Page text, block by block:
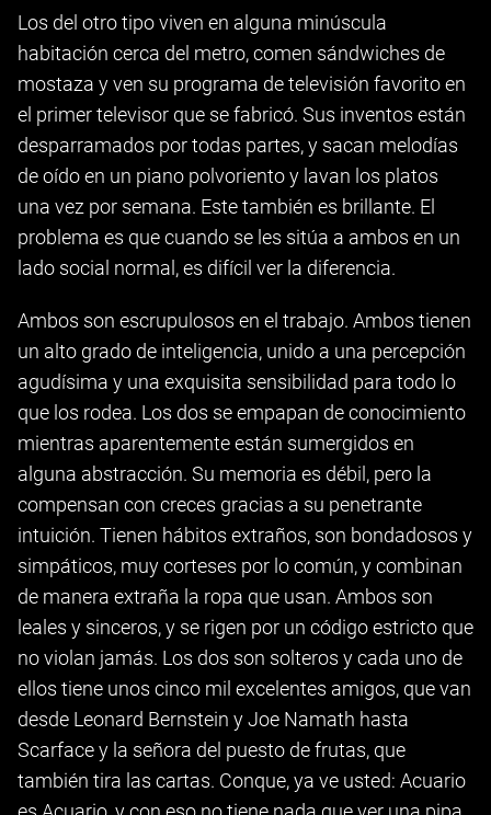
Los del otro tipo viven en alguna minúscula
habitación cerca del metro, comen sándwiches de
mostaza y ven su programa de televisión favorito en
el primer televisor que se fabricó. Sus inventos están
desparramados por todas partes, y sacan melodías
de oído en un piano polvoriento y lavan los platos
una vez por semana. Este también es brillante. El
problema es que cuando se les sitúa a ambos en un
lado social normal, es difícil ver la diferencia.
Ambos son escrupulosos en el trabajo. Ambos tienen
un alto grado de inteligencia, unido a una percepción
agudísima y una exquisita sensibilidad para todo lo
que los rodea. Los dos se empapan de conocimiento
mientras aparentemente están sumergidos en
alguna abstracción. Su memoria es débil, pero la
compensan con creces gracias a su penetrante
intuición. Tienen hábitos extraños, son bondadosos y
simpáticos, muy corteses por lo común, y combinan
de manera extraña la ropa que usan. Ambos son
leales y sinceros, y se rigen por un código estricto que
no violan jamás. Los dos son solteros y cada uno de
ellos tiene unos cinco mil excelentes amigos, que van
desde Leonard Bernstein y Joe Namath hasta
Scarface y la señora del puesto de frutas, que
también tira las cartas. Conque, ya ve usted: Acuario